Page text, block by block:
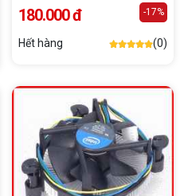
180.000 đ -17%
Hết hàng (0)